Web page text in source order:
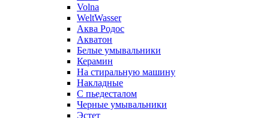
Volna
WeltWasser
Аква Родос
Акватон
Белые умывальники
Керамин
На стиральную машину
Накладные
С пьедесталом
Черные умывальники
Эстет